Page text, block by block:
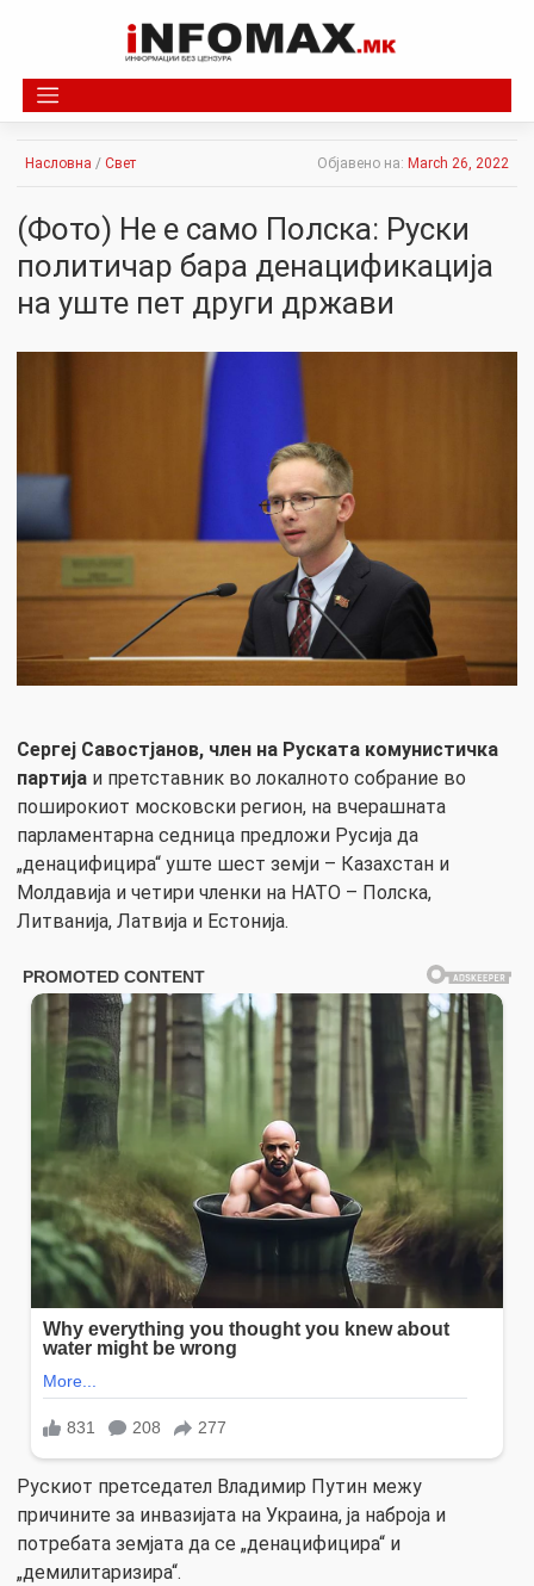
Насловна / Свет Објавено на: March 26, 2022
(Фото) Не е само Полска: Руски
политичар бара денацификација
на уште пет други држави
Сергеј Савостјанов, член на Руската комунистичка
партија и претставник во локалното собрание во
поширокиот московски регион, на вчерашната
парламентарна седница предложи Русија да
„денацифицира“ уште шест земји – Казахстан и
Молдавија и четири членки на НАТО – Полска,
Литванија, Латвија и Естонија.
Рускиот претседател Владимир Путин межу
причините за инвазијата на Украина, ја наброја и
потребата земјата да се „денацифицира“ и
„демилитаризира“.